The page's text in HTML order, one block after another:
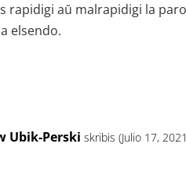
rapidigi aŭ malrapidigi la
elsendo.
Ubik-Perski skribis (Julio 17,